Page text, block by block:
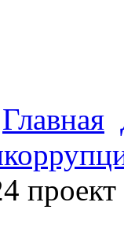
Главная
проект